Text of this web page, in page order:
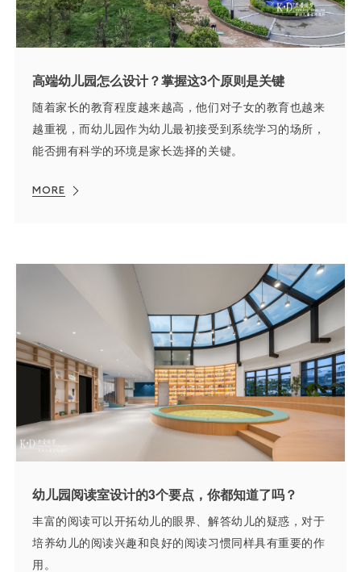
高端幼儿园怎么设计？掌握这3个原则是关键
随着家长的教育程度越来越高，他们对子女的教育也越来
越重视，而幼儿园作为幼儿最初接受到系统学习的场所，
能否拥有科学的环境是家长选择的关键。
MORE
幼儿园阅读室设计的3个要点，你都知道了吗？
丰富的阅读可以开拓幼儿的眼界、解答幼儿的疑惑，对于
培养幼儿的阅读兴趣和良好的阅读习惯同样具有重要的作
用。